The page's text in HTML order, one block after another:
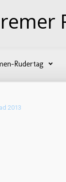
Rudertag
2013